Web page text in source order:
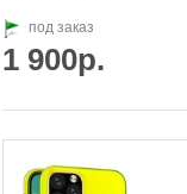
под заказ
1 900р.